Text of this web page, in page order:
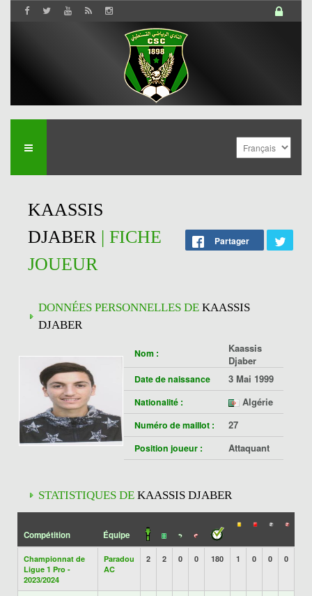
KAASSIS
DJABER| FICHE
JOUEUR
Partager
DONNÉES PERSONNELLES DE KAASSIS
DJABER
Nom :
Kaassis
Djaber
Date de naissance 3 Mai 1999
Nationalité : Algérie
Numéro de maillot : 27
Position joueur : Attaquant
STATISTIQUES DE KAASSIS DJABER
Compétition Équipe
Championnat de
Ligue 1 Pro -
2023/2024
Paradou
AC
2 2 0 0 180 1 0 0 0